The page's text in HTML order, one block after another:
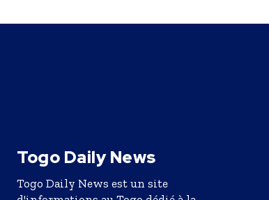
Togo Daily News
Togo Daily News est un site